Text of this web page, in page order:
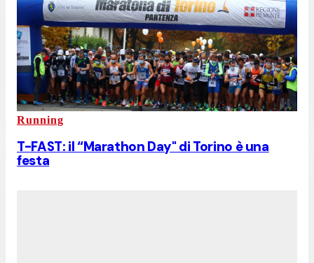
Running
T-FAST: il “Marathon Day" di Torino è una
festa